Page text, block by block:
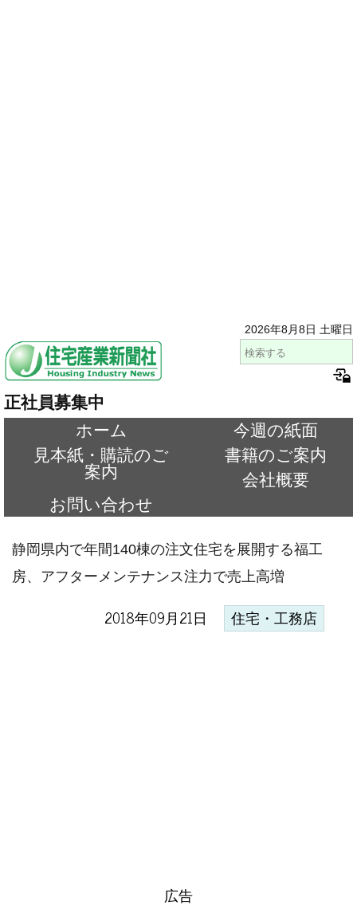
2026年8月8日 土曜日
正社員募集中
ホーム
今週の紙面
見本紙・購読のご
案内
書籍のご案内
会社概要
お問い合わせ
静岡県内で年間140棟の注文住宅を展開する福工
房、アフターメンテナンス注力で売上高増
2018年09月21日 住宅・工務店
広告